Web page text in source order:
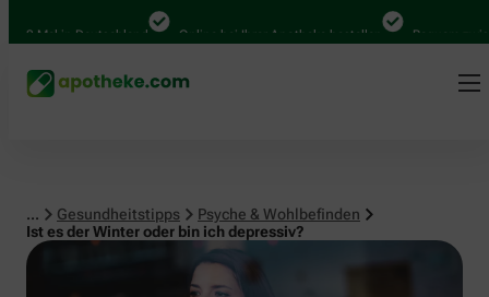
Mal in Deutschland Online bei Ihrer Apotheke bestellen Bequem
... Gesundheitstipps
Psyche & Wohlbefinden
Ist es der Winter oder bin ich depressiv?
Psyche & Wohlbefinden